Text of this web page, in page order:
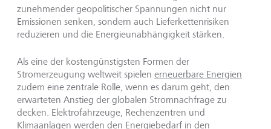
zunehmender geopolitischer Spannungen nicht nur
Emissionen senken, sondern auch Lieferkettenrisiken
reduzieren und die Energieunabhängigkeit stärken.
Als eine der kostengünstigsten Formen der
Stromerzeugung weltweit spielen erneuerbare Energien
zudem eine zentrale Rolle, wenn es darum geht, den
erwarteten Anstieg der globalen Stromnachfrage zu
decken. Elektrofahrzeuge, Rechenzentren und
Klimaanlagen werden den Energiebedarf in den